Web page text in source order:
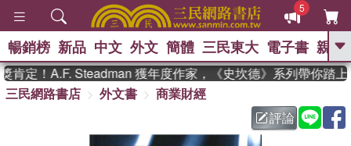
5
GO
熱搜： 東野圭吾
父親節 、 如果歷
暑期推薦 、 國際布克
暢銷榜 新品 中文 外文 簡體 三民東大 電子書 親子
定！A.F. Steadman 獲年度作家，《史坎德》系列帶你踏上
三民網路書店
外文書
商業財經
評論